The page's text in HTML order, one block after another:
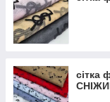
сітка